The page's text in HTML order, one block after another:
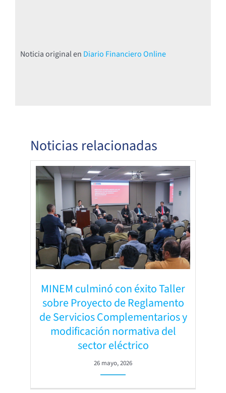
Noticia original en Diario Financiero Online
Noticias relacionadas
MINEM culminó con éxito Taller
sobre Proyecto de Reglamento
de Servicios Complementarios y
modificación normativa del
sector eléctrico
26 mayo, 2026